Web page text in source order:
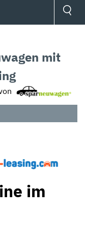
mit
im